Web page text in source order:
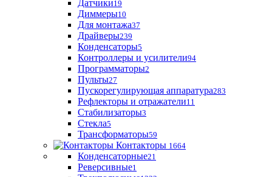
Датчики19
Диммеры10
Для монтажа37
Драйверы239
Конденсаторы5
Контроллеры и усилители94
Программаторы2
Пульты27
Пускорегулирующая аппаратура283
Рефлекторы и отражатели11
Стабилизаторы3
Стекла5
Трансформаторы59
Контакторы 1664
Конденсаторные21
Реверсивные1